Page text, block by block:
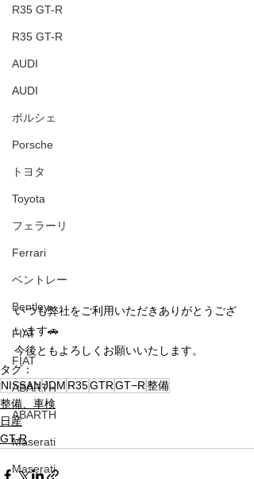
R35 GT-R
R35 GT-R
AUDI
AUDI
ポルシェ
Porsche
トヨタ
Toyota
フェラーリ
Ferrari
ベントレー
Bentley
FIAT
FIAT
ABARTH
ABARTH
Maserati
Maserati
いつも弊社をご利用いただきありがとうござ
います🚗
今後ともよろしくお願いいたします。
タグ：
NISSANJDM R35GTRGT−R整備
整備、車検
日産
GT-R